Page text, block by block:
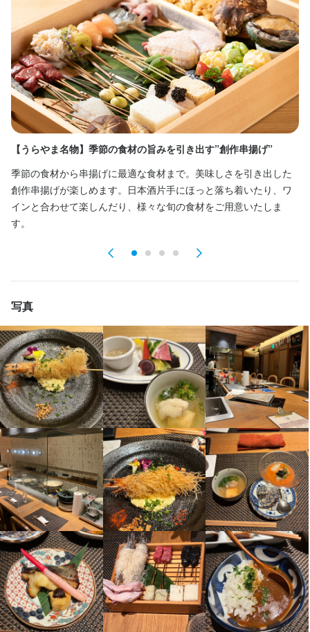
【うらやま名物】季節の食材の旨みを引き出す”創作串揚げ”
季節の食材から串揚げに最適な食材まで。美味しさを引き出した
創作串揚げが楽しめます。日本酒片手にほっと落ち着いたり、ワ
インと合わせて楽しんだり、様々な旬の食材をご用意いたしま
す。
写真
月６～８日休み／夏季休暇３日（あれば）／年末年始休暇４日
（年間休日１０８日）
日曜定休 年末年始休暇あり
待遇
・契約期間の定めなし
・受動喫煙防止措置：屋内原則禁煙
まかない・食事補助あり 社会保険完備
制服貸与
ネイルOK
ピアスOK
フリーター歓迎 女性活躍中
仕事内容
当店では、居酒屋メニューや串揚げ、洋食など幅広いジャンルを
扱っており、調理スタッフとして仕込みから調理、盛り付け、仕
上げまで調理全般を担当していただきます。
最初は簡単な作業から始めていただき、徐々に様々な料理に携わ
っていただけますので、基礎からしっかりと技術を身につけられ
ます。
ピークタイムは忙しくなりますが、スタッフ同士で分担しながら
チームワークを大切にしています。
業務量は多いものの、役割分担が明確なので一人に負担が偏らな
いよう工夫されています。
未経験の方には、先輩社員がマンツーマンで丁寧に指導します。
分からないことはすぐに質問できる環境が整っており、仕事の流
れや調理技術も一つずつしっかり学べますので、安心してスター
トしていただけます。
仕事内容
当店のホールスタッフ・サービススタッフとして、お客様のご案
内を中心に、オーダー伺いや料理・ドリンクの提供、テーブルの
片付け・洗い場まで、一連の接客業務をお任せします。
最初はやさしい業務から始めていただき、徐々にできることを増
やしていきますのでご安心ください。
1日の平均対応テーブル数は9卓以上となりますが、スタッフ同士
で協力しながら分担して取り組むため、一人に負担が集中しない
よう工夫しています。ピークタイムもチームで声を掛け合いなが
ら乗り切っています。
入社後は、先輩スタッフが実際の業務を通じて指導いたします。
分からないことや不安な点はすぐに質問できる環境が整ってお
り、未経験の方でも着実に仕事を覚えられるサポート体制です。
身に付くスキル
サービスマナー テーブルマナー
店名
うらやま京色
勤務地
京都府京都市中京区占出山町310-20
連絡先
075-744-0160
法人名・事業者名
株式会社　京色